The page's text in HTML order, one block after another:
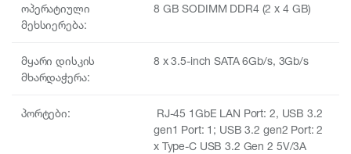
ოპერატიული
მეხსიერება:
8 GB SODIMM DDR4 (2 x 4 GB)
მყარი დისკის
მხარდაჭერა:
8 x 3.5-inch SATA 6Gb/s, 3Gb/s
პორტები:
RJ-45 1GbE LAN Port: 2, USB 3.2
gen1 Port: 1; USB 3.2 gen2 Port: 2
x Type-C USB 3.2 Gen 2 5V/3A